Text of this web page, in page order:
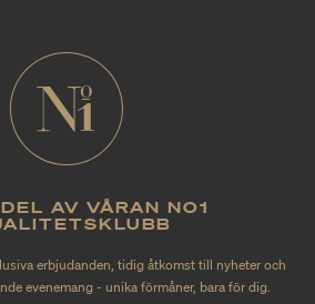
AV VÅRAN NO1
erbjudanden, tidig åtkomst till nyheter och
evenemang - unika förmåner, bara för dig.